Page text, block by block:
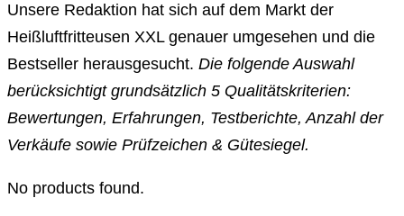
Unsere Redaktion hat sich auf dem Markt der
Heißluftfritteusen XXL genauer umgesehen und die
Bestseller herausgesucht. Die folgende Auswahl
berücksichtigt grundsätzlich 5 Qualitätskriterien:
Bewertungen, Erfahrungen, Testberichte, Anzahl der
Verkäufe sowie Prüfzeichen & Gütesiegel.
No products found.